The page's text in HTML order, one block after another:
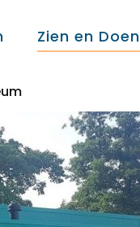
Zien en Doen
Over ons
Over ons